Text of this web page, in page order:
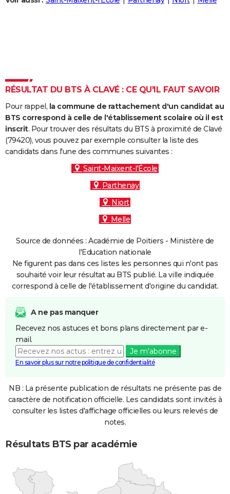
Carte de Noël
Carte Bonne année
Carte Saint-Valentin
Carte Pâques
Carte d'anniversaire
Dictionnaire
Biographies
Citations
Expressions
Proverbes
PROGRAMME TV
COPAINS D'AVANT
S'inscrire
Se connecter
Lycées
Collèges
Primaires
Universités
Entreprises
Service militaire
Avis de recherche
RÉSULTAT DU BTS À CLAVÉ : CE QU'IL FAUT SAVOIR
Pour rappel, la commune de rattachement d'un candidat au
BTS correspond à celle de l'établissement scolaire où il est
inscrit. Pour trouver des résultats du BTS à proximité de Clavé
(79420), vous pouvez par exemple consulter la liste des
candidats dans l'une des communes suivantes :
Saint-Maixent-l'École
Parthenay
Niort
Melle
Source de données : Académie de Poitiers - Ministère de
l'Education nationale
Ne figurent pas dans ces listes les personnes qui n'ont pas
souhaité voir leur résultat au BTS publié. La ville indiquée
correspond à celle de l'établissement d'origine du candidat.
A ne pas manquer
Recevez nos astuces et bons plans directement par e-
mail.
Je m'abonne
En savoir plus sur notre politique de confidentialité
NB : La présente publication de résultats ne présente pas de
caractère de notification officielle. Les candidats sont invités à
consulter les listes d'affichage officielles ou leurs relevés de
notes.
Résultats BTS par académie